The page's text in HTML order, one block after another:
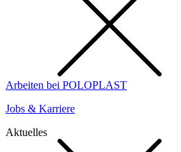
Arbeiten bei POLOPLAST
Jobs & Karriere
Aktuelles